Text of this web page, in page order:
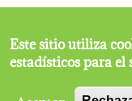
Este sitio utiliza
estadísticos para el